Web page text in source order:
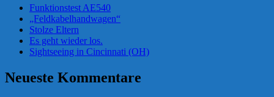
Funktionstest AE540
„Feldkabelhandwagen“
Stolze Eltern
Es geht wieder los.
Sightseeing in Cincinnati (OH)
Neueste Kommentare